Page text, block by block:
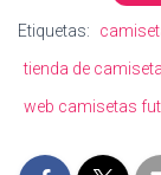
Etiquetas:
tienda de
web camisetas